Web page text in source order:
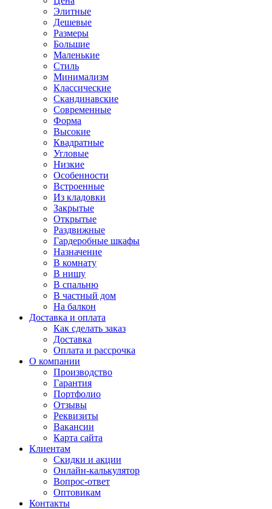
Элитные
Дешевые
Размеры
Большие
Маленькие
Стиль
Минимализм
Классические
Скандинавские
Современные
Форма
Высокие
Квадратные
Угловые
Низкие
Особенности
Встроенные
Из кладовки
Закрытые
Открытые
Раздвижные
Гардеробные шкафы
Назначение
В комнату
В нишу
В спальню
В частный дом
На балкон
Доставка и оплата
Как сделать заказ
Доставка
Оплата и рассрочка
О компании
Производство
Гарантия
Портфолио
Отзывы
Реквизиты
Вакансии
Карта сайта
Клиентам
Скидки и акции
Онлайн-калькулятор
Вопрос-ответ
Оптовикам
Контакты